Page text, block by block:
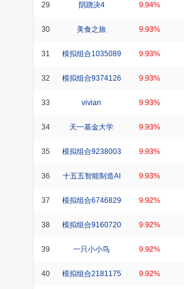
29 阴跷决4 9.94%
30 美食之旅 9.93%
31 模拟组合1035089 9.93%
32 模拟组合9374126 9.93%
33 vivian 9.93%
34 天一基金大学 9.93%
35 模拟组合9238003 9.93%
36 十五五智能制造AI 9.93%
37 模拟组合6746829 9.92%
38 模拟组合9160720 9.92%
39 一只小小鸟 9.92%
40 模拟组合2181175 9.92%